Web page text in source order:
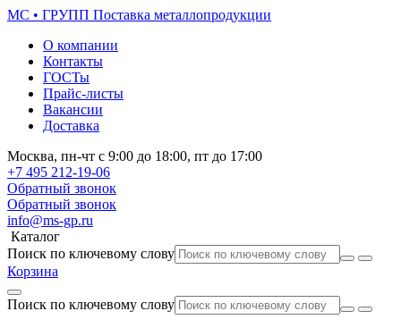
МС • ГРУПП Поставка металлопродукции
О компании
Контакты
ГОСТы
Прайс-листы
Вакансии
Доставка
Москва, пн-чт с 9:00 до 18:00, пт до 17:00
+7 495 212-19-06
Обратный звонок
Обратный звонок
info@ms-gp.ru
Каталог
Поиск по ключевому слову
Корзина
Поиск по ключевому слову